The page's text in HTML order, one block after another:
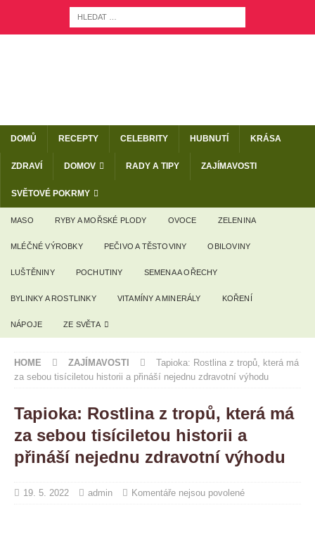
DOMŮ RECEPTY CELEBRITY HUBNUTÍ KRÁSA
ZDRAVÍ DOMOV RADY A TIPY ZAJÍMAVOSTI
SVĚTOVÉ POKRMY
MASO RYBY A MOŘSKÉ PLODY OVOCE ZELENINA
MLÉČNÉ VÝROBKY PEČIVO A TĚSTOVINY OBILOVINY
LUŠTĚNINY POCHUTINY SEMENA A OŘECHY
BYLINKY A ROSTLINKY VITAMÍNY A MINERÁLY KOŘENÍ
NÁPOJE ZE SVĚTA
HOME ZAJÍMAVOSTI
Tapioka: Rostlina z tropů, která má
za sebou tisíciletou historii a přináší nejednu zdravotní výhodu
Tapioka: Rostlina z tropů, která má
za sebou tisíciletou historii a
přináší nejednu zdravotní výhodu
19. 5. 2022 admin Komentáře nejsou povolené